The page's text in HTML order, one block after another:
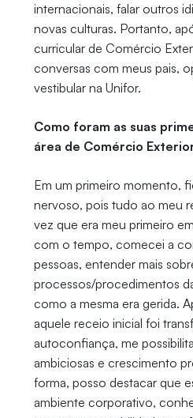
internacionais, falar outros
novas culturas. Portanto,
curricular de Comércio
conversas com meus pais,
vestibular na Unifor.
Como foram as suas
área de Comércio
Em um primeiro momento,
nervoso, pois tudo ao meu
vez que era meu primeiro
com o tempo, comecei a
pessoas, entender mais
processos/procedimentos
como a mesma era gerida.
aquele receio inicial foi
autoconfiança, me
ambiciosas e crescimento
forma, posso destacar que
ambiente corporativo,